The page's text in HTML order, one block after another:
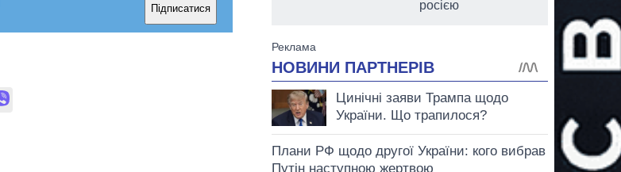
Підписатися
росією